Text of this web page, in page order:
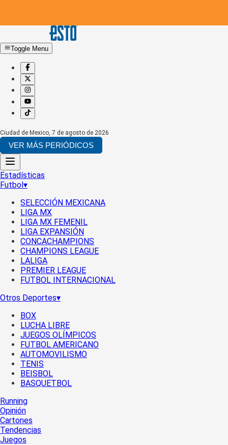
Toggle Menu
Ciudad de Mexico, 7 de agosto de 2026
VER MÁS PERIÓDICOS
Estadísticas
Futbol▾
SELECCIÓN MEXICANA
LIGA MX
LIGA MX FEMENIL
LIGA EXPANSIÓN
CONCACHAMPIONS
CHAMPIONS LEAGUE
LALIGA
PREMIER LEAGUE
FUTBOL INTERNACIONAL
Otros Deportes▾
BOX
LUCHA LIBRE
JUEGOS OLÍMPICOS
FUTBOL AMERICANO
AUTOMOVILISMO
TENIS
BEISBOL
BASQUETBOL
Running
Opinión
Cartones
Tendencias
Juegos